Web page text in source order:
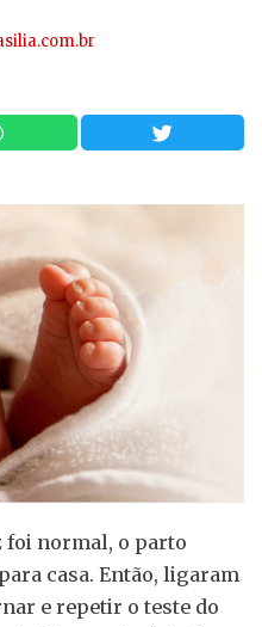
foi normal, o parto
casa. Então, ligaram
e repetir o teste do